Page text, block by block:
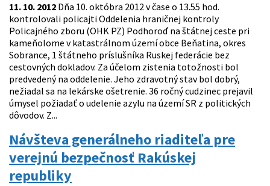
11. 10. 2012 Dňa 10. októbra 2012 v čase o 13.55 hod.
kontrolovali policajti Oddelenia hraničnej kontroly
Policajného zboru (OHK PZ) Podhoroď na štátnej ceste pri
kameňolome v katastrálnom území obce Beňatina, okres
Sobrance, 1 štátneho príslušníka Ruskej federácie bez
cestovných dokladov. Za účelom zistenia totožnosti bol
predvedený na oddelenie. Jeho zdravotný stav bol dobrý,
nežiadal sa na lekárske ošetrenie. 36 ročný cudzinec prejavil
úmysel požiadať o udelenie azylu na území SR z politických
dôvodov. Z...
Návšteva generálneho riaditeľa pre
verejnú bezpečnosť Rakúskej
republiky